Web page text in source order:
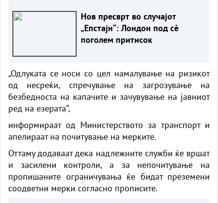
Нов пресврт во случајот
„Епстајн“: Лондон под сè
поголем притисок
„Одлуката се носи со цел намалување на ризикот
од несреќи, спречување на загрозување на
безбедноста на капачите и зачувување на јавниот
ред на езерата“,
информираат од Министерството за транспорт и
апелираат на почитување на мерките.
Оттаму додаваат дека надлежните служби ќе вршат
и засилени контроли, а за непочитување на
пропишаните ограничувања ќе бидат преземени
соодветни мерки согласно прописите.